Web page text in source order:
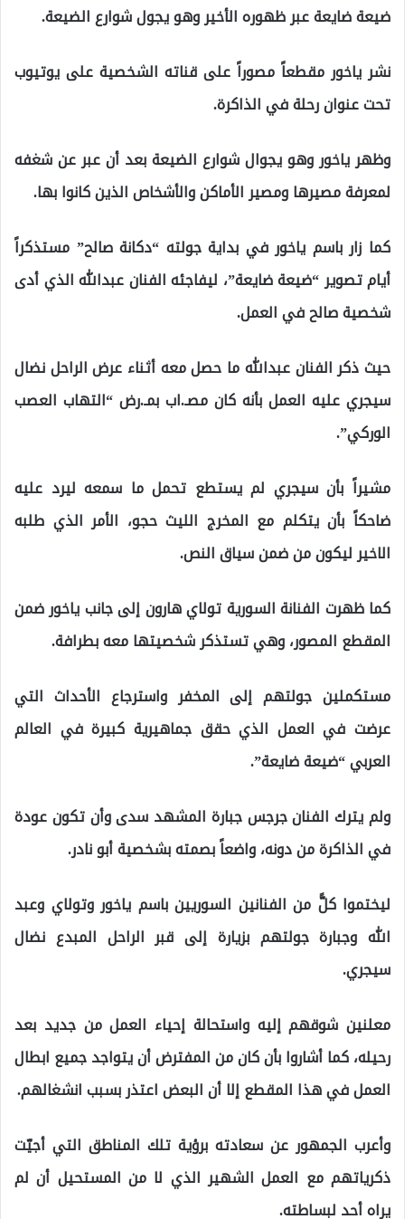
ضيعة ضايعة عبر ظهوره الأخير وهو يجول شوارع الضيعة.
نشر ياخور مقطعاً مصوراً على قناته الشخصية على يوتيوب
تحت عنوان رحلة في الذاكرة.
وظهر ياخور وهو يجوال شوارع الضيعة بعد أن عبر عن شغفه
لمعرفة مصيرها ومصير الأماكن والأشخاص الذين كانوا بها.
كما زار باسم ياخور في بداية جولته “دكانة صالح” مستذكراً
أيام تصوير “ضيعة ضايعة”، ليفاجئه الفنان عبدالله الذي أدى
شخصية صالح في العمل.
حيث ذكر الفنان عبدالله ما حصل معه أثناء عرض الراحل نضال
سيجري عليه العمل بأنه كان مصـ.اب بمـ.رض “التهاب العصب
الوركي”.
مشيراً بأن سيجري لم يستطع تحمل ما سمعه ليرد عليه
ضاحكاً بأن يتكلم مع المخرج الليث حجو، الأمر الذي طلبه
الاخير ليكون من ضمن سياق النص.
كما ظهرت الفنانة السورية تولاي هارون إلى جانب ياخور ضمن
المقطع المصور، وهي تستذكر شخصيتها معه بطرافة.
مستكملين جولتهم إلى المخفر واسترجاع الأحداث التي
عرضت في العمل الذي حقق جماهيرية كبيرة في العالم
العربي “ضيعة ضايعة”.
ولم يترك الفنان جرجس جبارة المشهد سدى وأن تكون عودة
في الذاكرة من دونه، واضعاً بصمته بشخصية أبو نادر.
ليختموا كلًّ من الفنانين السوريين باسم ياخور وتولاي وعبد
الله وجبارة جولتهم بزيارة إلى قبر الراحل المبدع نضال
سيجري.
معلنين شوقهم إليه واستحالة إحياء العمل من جديد بعد
رحيله، كما أشاروا بأن كان من المفترض أن يتواجد جميع ابطال
العمل في هذا المقطع إلا أن البعض اعتذر بسبب انشغالهم.
وأعرب الجمهور عن سعادته برؤية تلك المناطق التي أجيّت
ذكرياتهم مع العمل الشهير الذي لا من المستحيل أن لم
يراه أحد لبساطته.